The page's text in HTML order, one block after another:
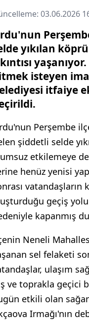
03.06.2026
yıkılan
isteyen
itfaiye
Perşembe
şiddetli selde
etkilemeye
henüz yenisi
vatandaşların
geçiş
kapanmış
Neneli
sel felaketi
ulaşım
ve toprakla geçici
etkili olan
Irmağı'nın